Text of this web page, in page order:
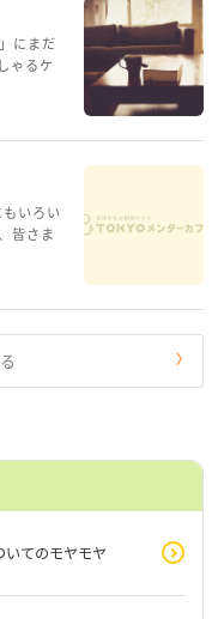
にまだ
ゃるケ
（深
決の
いろい
皆さま
たし
々で
てのモヤモヤ